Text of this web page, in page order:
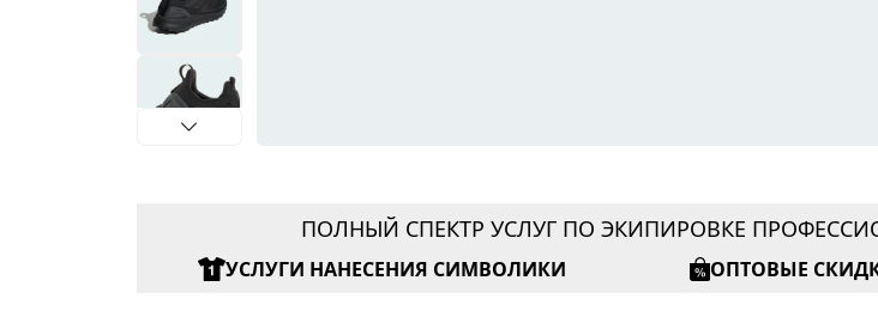
ПОЛНЫЙ СПЕКТР УСЛУГ ПО ЭКИПИРОВКЕ
УСЛУГИ НАНЕСЕНИЯ СИМВОЛИКИ ОПТОВЫЕ